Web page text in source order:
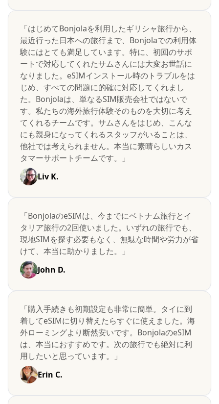
「はじめてBonjolaを利用したギリシャ旅行から、
最近行った日本への旅行まで、Bonjolaでの利用体
験にはとても満足しています。特に、初回のサポ
ートで対応してくれたサムさんには大変お世話に
なりました。eSIMインストール時のトラブルをは
じめ、すべての問題に的確に対応してくれまし
た。Bonjolaは、単なるSIM販売会社ではないで
す。私たちの海外旅行体験そのものを大切に考え
てくれるチームです。サムさんをはじめ、こんな
にも親身になってくれるスタッフがいることは、
他社では考えられません。本当に素晴らしいカス
タマーサポートチームです。」
Liv K.
「BonjolaのeSIMは、今までにベトナム旅行とイ
タリア旅行の2回使いました。いずれの旅行でも、
現地SIMを探す必要もなく、無駄な時間や労力が省
けて、本当に助かりました。」
John D.
「購入手続きも初期設定も非常に簡単。タイに到
着してeSIMに切り替えたらすぐに使えました。海
外ローミングより断然安いです。BonjolaのeSIM
は、本当におすすめです。次の旅行でも絶対に利
用したいと思っています。」
Erin C.